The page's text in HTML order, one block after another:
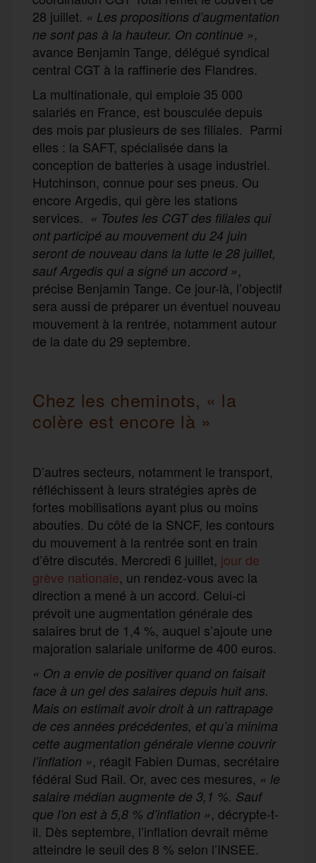
28 juillet. « Les propositions d’augmentation
ne sont pas à la hauteur. On continue »,
avance Benjamin Tange, délégué syndical
central CGT à la raffinerie des Flandres.
La multinationale, qui emploie 35 000
salariés en France, est bousculée depuis
des mois par plusieurs de ses filiales. Parmi
elles : la SAFT, spécialisée dans la
conception de batteries à usage industriel.
Hutchinson, connue pour ses pneus. Ou
encore Argedis, qui gère les stations
services. « Toutes les CGT des filiales qui
ont participé au mouvement du 24 juin
seront de nouveau dans la lutte le 28 juillet,
sauf Argedis qui a signé un accord »,
précise Benjamin Tange. Ce jour-là, l’objectif
sera aussi de préparer un éventuel nouveau
mouvement à la rentrée, notamment autour
de la date du 29 septembre.
Chez les cheminots, « la
colère est encore là »
D’autres secteurs, notamment le transport,
réfléchissent à leurs stratégies après de
fortes mobilisations ayant plus ou moins
abouties. Du côté de la SNCF, les contours
du mouvement à la rentrée sont en train
d’être discutés. Mercredi 6 juillet, jour de
grève nationale, un rendez-vous avec la
direction a mené à un accord. Celui-ci
prévoit une augmentation générale des
salaires brut de 1,4 %, auquel s’ajoute une
majoration salariale uniforme de 400 euros.
« On a envie de positiver quand on faisait
face à un gel des salaires depuis huit ans.
Mais on estimait avoir droit à un rattrapage
de ces années précédentes, et qu’a minima
cette augmentation générale vienne couvrir
l’inflation », réagit Fabien Dumas, secrétaire
fédéral Sud Rail. Or, avec ces mesures, « le
salaire médian augmente de 3,1 %. Sauf
que l’on est à 5,8 % d’inflation », décrypte-t-
il. Dès septembre, l’inflation devrait même
atteindre le seuil des 8 % selon l’INSEE.